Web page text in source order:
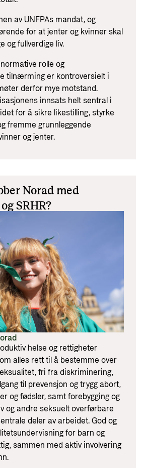
av UNFPAs mandat, og
for at jenter og kvinner skal
og fullverdige liv.
rolle og
tilnærming er kontroversielt i
derfor mye motstand.
innsats helt sentral i
for å sikre likestilling, styrke
fremme grunnleggende
og jenter.
Norad med
SRHR?
helse og rettigheter
alles rett til å bestemme over
fri fra diskriminering,
til prevensjon og trygg abort,
og fødsler, samt forebygging og
og andre seksuelt overførbare
deler av arbeidet. God og
for barn og
sammen med aktiv involvering